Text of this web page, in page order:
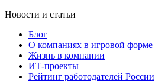
Новости и статьи
Блог
О компаниях в игровой форме
Жизнь в компании
ИТ-проекты
Рейтинг работодателей России